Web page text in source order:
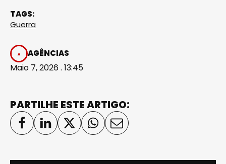
TAGS:
Guerra
AGÊNCIAS
Maio 7, 2026 . 13:45
PARTILHE ESTE ARTIGO: